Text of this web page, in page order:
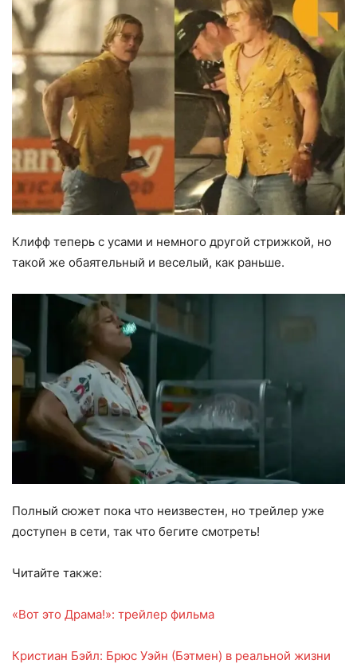
Клифф теперь с усами и немного другой стрижкой, но
такой же обаятельный и веселый, как раньше.
Полный сюжет пока что неизвестен, но трейлер уже
доступен в сети, так что бегите смотреть!
Читайте также:
«Вот это Драма!»: трейлер фильма
Кристиан Бэйл: Брюс Уэйн (Бэтмен) в реальной жизни